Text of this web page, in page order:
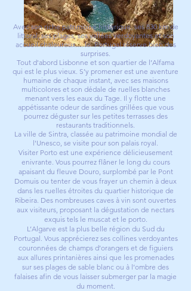
Avec son riche patrimoine historique, ses 830 km de
littoral, ses plages, ses vallées verdoyantes et son
accueil chaleureux.... le Portugal réserve bien des
surprises.
Tout d'abord Lisbonne et son quartier de l’Alfama
qui est le plus vieux. S’y promener est une aventure
humaine de chaque instant, avec ses maisons
multicolores et son dédale de ruelles blanches
menant vers les eaux du Tage. Il y flotte une
appétissante odeur de sardines grillées que vous
pourrez déguster sur les petites terrasses des
restaurants traditionnels.
La ville de Sintra, classée au patrimoine mondial de
l'Unesco, se visite pour son palais royal.
Visiter Porto est une expérience délicieusement
enivrante. Vous pourrez flâner le long du cours
apaisant du fleuve Douro, surplombé par le Pont
Domuis ou tenter de vous frayer un chemin à deux
dans les ruelles étroites du quartier historique de
Ribeira. Des nombreuses caves à vin sont ouvertes
aux visiteurs, proposant la dégustation de nectars
exquis tels le muscat et le porto.
L’Algarve est la plus belle région du Sud du
Portugal. Vous apprécierez ses collines verdoyantes
couronnées de champs d’orangers et de figuiers
aux allures printanières ainsi que les promenades
sur ses plages de sable blanc ou à l’ombre des
falaises afin de vous laisser submerger par la magie
du moment.